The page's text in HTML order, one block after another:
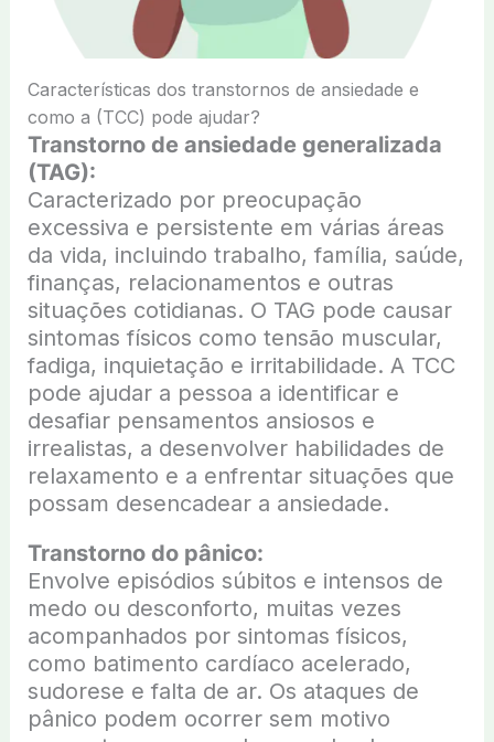
Características dos transtornos de ansiedade e
como a (TCC) pode ajudar?
Transtorno de ansiedade generalizada
(TAG):
Caracterizado por preocupação
excessiva e persistente em várias áreas
da vida, incluindo trabalho, família, saúde,
finanças, relacionamentos e outras
situações cotidianas. O TAG pode causar
sintomas físicos como tensão muscular,
fadiga, inquietação e irritabilidade. A TCC
pode ajudar a pessoa a identificar e
desafiar pensamentos ansiosos e
irrealistas, a desenvolver habilidades de
relaxamento e a enfrentar situações que
possam desencadear a ansiedade.
Transtorno do pânico:
Envolve episódios súbitos e intensos de
medo ou desconforto, muitas vezes
acompanhados por sintomas físicos,
como batimento cardíaco acelerado,
sudorese e falta de ar. Os ataques de
pânico podem ocorrer sem motivo